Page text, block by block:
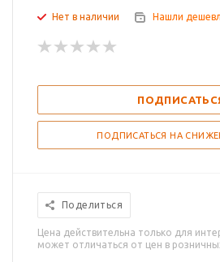
Нет в наличии Нашли
ПОДПИСАТЬСЯ НА
Поделиться
Цена действительна только для
может отличаться от цен в